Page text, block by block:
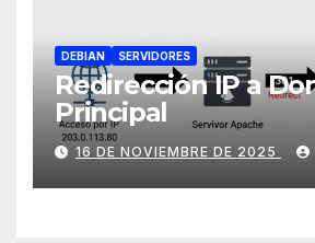
DEBIAN SERVIDORES
Redirección IP a
Principal
16 DE NOVIEMBRE DE 2025